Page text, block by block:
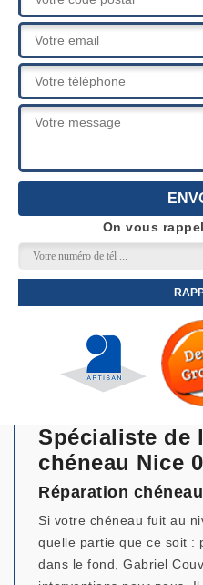
On vous
Spécialiste de
chéneau Nice
Réparation
Si votre chéneau fuit au
quelle partie que ce soit :
dans le fond, Gabriel